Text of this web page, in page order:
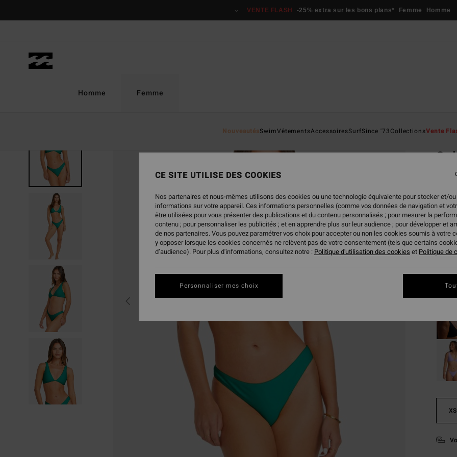
VENTE FLASH -25% extra sur les bons plans* Femme Homme
Homme Femme
NouveautésSwimVêtementsAccessoiresSurfSince '73CollectionsVente
ECO-
45,95
BONS
XS
CE SITE UTILISE DES COOKIES
Nos partenaires et nous-mêmes utilisons des cookies ou une technologie équivalente pour stocker et/
informations sur votre appareil. Ces informations personnelles (comme vos données de navigation et
être utilisées pour vous présenter des publications et du contenu personnalisés ; pour mesurer la
contenu ; pour personnaliser les publicités ; et en apprendre plus sur leur audience ; pour développer et
de nos partenaires. Vous pouvez paramétrer vos choix pour accepter ou non les cookies soumis à votre
y opposer lorsque les cookies concernés ne relèvent pas de votre consentement (tels que certains
d’audience). Pour plus d'informations, consultez notre : Politique d'utilisation des cookies et Politique de
Personnaliser mes choix